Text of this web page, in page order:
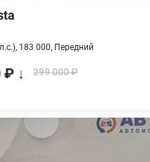
183 000, Передний
₽ ↓ 299 000 ₽